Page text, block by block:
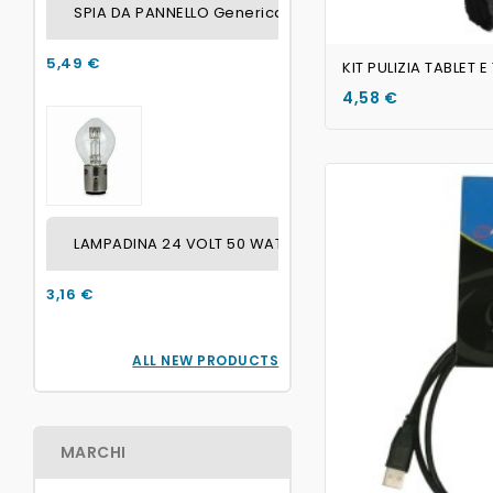
SPIA DA PANNELLO Generica BLU SENZA LAMPADINA
5,49 €
LAMPADINA 24 VOLT 50 WATT / 45 WATT ATTACCO
3,16 €
ALL NEW PRODUCTS
MARCHI
KIT PULIZIA TABLET E
4,58 €